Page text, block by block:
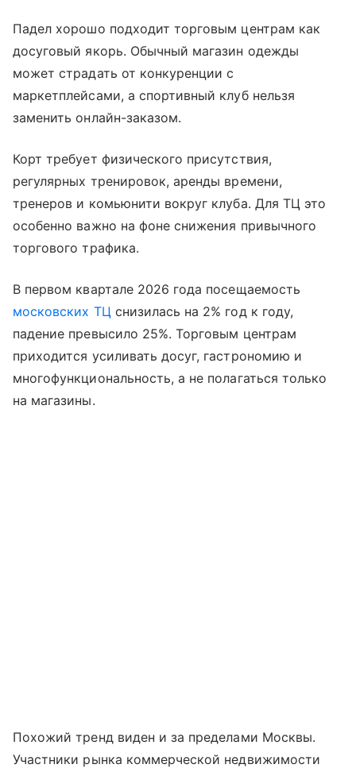
Падел хорошо подходит торговым центрам как
досуговый якорь. Обычный магазин одежды
может страдать от конкуренции с
маркетплейсами, а спортивный клуб нельзя
заменить онлайн-заказом.
Корт требует физического присутствия,
регулярных тренировок, аренды времени,
тренеров и комьюнити вокруг клуба. Для ТЦ это
особенно важно на фоне снижения привычного
торгового трафика.
В первом квартале 2026 года посещаемость
московских ТЦ снизилась на 2% год к году,
падение превысило 25%. Торговым центрам
приходится усиливать досуг, гастрономию и
многофункциональность, а не полагаться только
на магазины.
Похожий тренд виден и за пределами Москвы.
Участники рынка коммерческой недвижимости